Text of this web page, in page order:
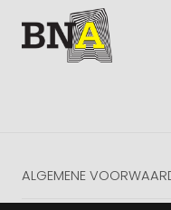
ALGEMENE